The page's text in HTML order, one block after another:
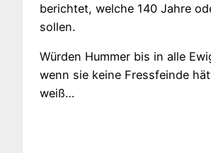
berichtet, welche 140 Jahre
sollen.
Würden Hummer bis in alle
wenn sie keine Fressfeinde
weiß…